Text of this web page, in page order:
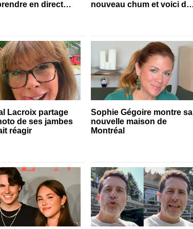
en direct
nouveau chum et voici de
Lacroix partage
de ses jambes
réagir
Sophie Gégoire montre sa
nouvelle maison de
Montréal